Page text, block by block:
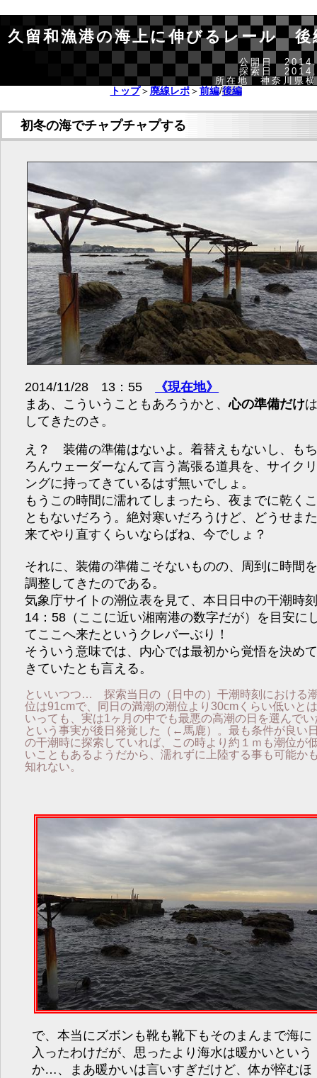
久留和漁港の海上に伸びるレール 後
公開日
探索日
所在地 神奈川県
トップ＞廃線レポ＞前編/後編
初冬の海でチャプチャプする
2014/11/28 13：55
《現在地》
まあ、こういうこともあろうかと、心の準備だけ
してきたのさ。
え？ 装備の準備はないよ。着替えもないし、も
ろんウェーダーなんて言う嵩張る道具を、サイク
ングに持ってきているはず無いでしょ。
もうこの時間に濡れてしまったら、夜までに乾く
ともないだろう。絶対寒いだろうけど、どうせま
来てやり直すくらいならばね、今でしょ？
それに、装備の準備こそないものの、周到に時間
調整してきたのである。
気象庁サイトの潮位表を見て、本日日中の干潮時
14：58（ここに近い湘南港の数字だが）を目安に
てここへ来たというクレバーぶり！
そういう意味では、内心では最初から覚悟を決め
きていたとも言える。
といいつつ… 探索当日の（日中の）干潮時刻における
位は91cmで、同日の満潮の潮位より30cmくらい低いと
いっても、実は1ヶ月の中でも最悪の高潮の日を選んでい
という事実が後日発覚した（←馬鹿）。最も条件が良い
の干潮時に探索していれば、この時より約１ｍも潮位が
いこともあるようだから、濡れずに上陸する事も可能か
知れない。
で、本当にズボンも靴も靴下もそのまんまで海に
入ったわけだが、思ったより海水は暖かいという
か…、まあ暖かいは言いすぎだけど、体が悴むほ